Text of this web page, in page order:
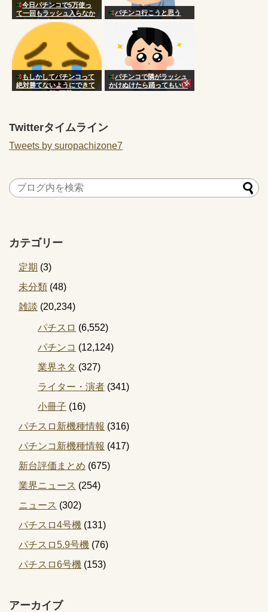
今日パチンコで5万使っ
て一回もラッシュ入らなか
ったんだがこんなもん？
パチンコ行こうと思う
もしかしてパチンコって
絶対勝てないようにできて
るのか…？朝3万勝ちだっ
パチンコで隣がラッシュ
かけぬけたら踊ってもいい
の？
Twitterタイムライン
Tweets by suropachizone7
カテゴリー
定期 (3)
未分類 (48)
雑談 (20,234)
パチスロ (6,552)
パチンコ (12,124)
業界ネタ (327)
ライター・演者 (341)
小冊子 (16)
パチスロ新機種情報 (316)
パチンコ新機種情報 (417)
新台評価まとめ (675)
業界ニュース (254)
ニュース (302)
パチスロ4号機 (131)
パチスロ5.9号機 (76)
パチスロ6号機 (153)
アーカイブ